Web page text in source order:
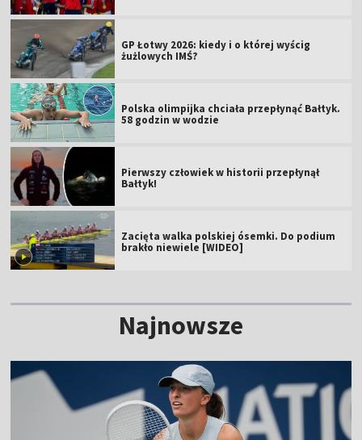
GP Łotwy 2026: kiedy i o której wyścig
żużlowych IMŚ?
Polska olimpijka chciała przepłynąć Bałtyk.
58 godzin w wodzie
Pierwszy człowiek w historii przepłynął
Bałtyk!
Zacięta walka polskiej ósemki. Do podium
brakło niewiele [WIDEO]
Najnowsze